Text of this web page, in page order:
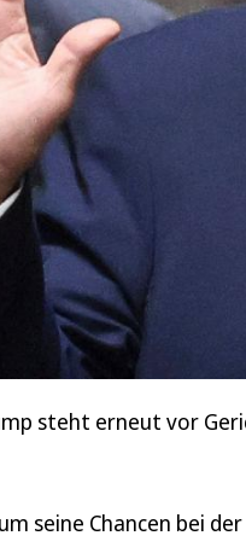
steht erneut vor
seine Chancen bei